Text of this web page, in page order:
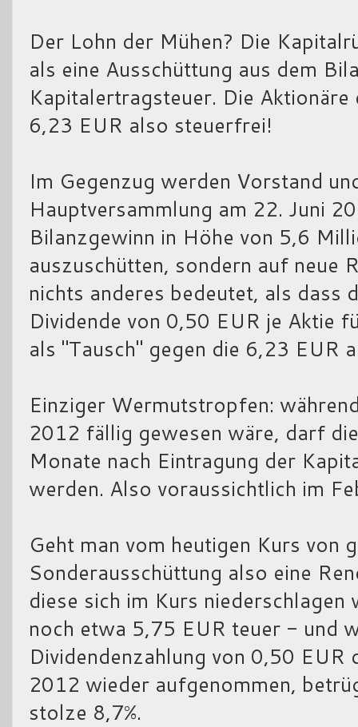
Der Lohn der Mühen? Die
als eine Ausschüttung aus dem
Kapitalertragsteuer. Die
6,23 EUR also steuerfrei!
Im Gegenzug werden Vorstand
Hauptversammlung am 22. Juni
Bilanzgewinn in Höhe von 5,6
auszuschütten, sondern auf neue
nichts anderes bedeutet, als dass
Dividende von 0,50 EUR je Aktie
als "Tausch" gegen die 6,23 EUR
Einziger Wermutstropfen:
2012 fällig gewesen wäre, darf
Monate nach Eintragung der
werden. Also voraussichtlich im
Geht man vom heutigen Kurs von
Sonderausschüttung also eine
diese sich im Kurs
noch etwa 5,75 EUR teuer - und
Dividendenzahlung von 0,50 EUR
2012 wieder aufgenommen,
stolze 8,7%.